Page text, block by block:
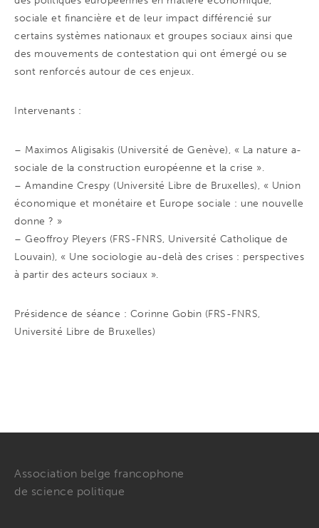
sociale et financière et de leur impact différencié sur
certains systèmes nationaux et groupes sociaux ainsi que
des mouvements de contestation qui ont émergé ou se
sont renforcés autour de ces enjeux.
Intervenants :
– Maximos Aligisakis (Université de Genève), « La nature a-
sociale de la construction européenne et la crise ».
– Amandine Crespy (Université Libre de Bruxelles), « Union
économique et monétaire et Europe sociale : une nouvelle
donne ? »
– Geoffroy Pleyers (FRS-FNRS, Université Catholique de
Louvain), « Une sociologie au-delà des crises : perspectives
à partir des acteurs sociaux ».
Présidence de séance : Corinne Gobin (FRS-FNRS,
Université Libre de Bruxelles)
Association belge francophone
de science politique